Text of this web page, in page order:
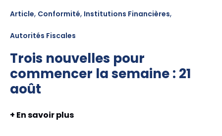
Article, Conformité, Institutions Financières,
Autorités Fiscales
Trois nouvelles pour
commencer la semaine : 21
août
+ En savoir plus